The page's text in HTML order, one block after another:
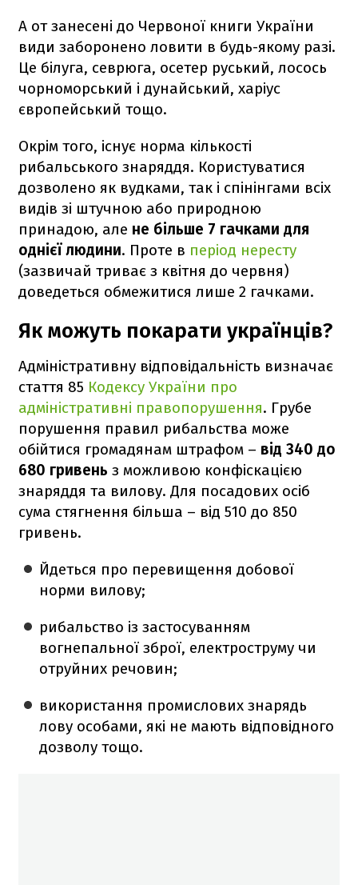
А от занесені до Червоної книги України
види заборонено ловити в будь-якому разі.
Це білуга, севрюга, осетер руський, лосось
чорноморський і дунайський, харіус
європейський тощо.
Окрім того, існує норма кількості
рибальського знаряддя. Користуватися
дозволено як вудками, так і спінінгами всіх
видів зі штучною або природною
принадою, але не більше 7 гачками для
однієї людини. Проте в період нересту
(зазвичай триває з квітня до червня)
доведеться обмежитися лише 2 гачками.
Як можуть покарати українців?
Адміністративну відповідальність визначає
стаття 85 Кодексу України про
адміністративні правопорушення. Грубе
порушення правил рибальства може
обійтися громадянам штрафом – від 340 до
680 гривень з можливою конфіскацією
знаряддя та вилову. Для посадових осіб
сума стягнення більша – від 510 до 850
гривень.
Йдеться про перевищення добової
норми вилову;
рибальство із застосуванням
вогнепальної зброї, електроструму чи
отруйних речовин;
використання промислових знарядь
лову особами, які не мають відповідного
дозволу тощо.